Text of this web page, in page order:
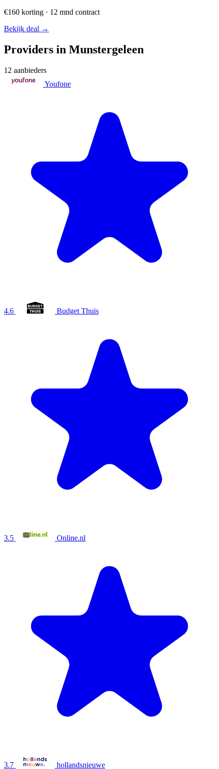
€160 korting · 12 mnd contract
Bekijk deal →
Providers in Munstergeleen
12 aanbieders
Youfone
4.6 Budget Thuis
3.5 Online.nl
3.7 hollandsnieuwe